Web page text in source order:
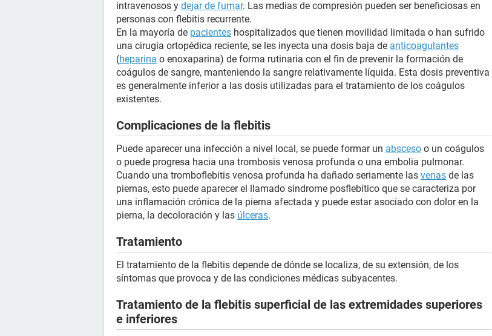
intravenosos y dejar de fumar. Las medias de compresión pueden ser beneficiosas en
personas con flebitis recurrente.
En la mayoría de pacientes hospitalizados que tienen movilidad limitada o han sufrido
una cirugía ortopédica reciente, se les inyecta una dosis baja de anticoagulantes
(heparina o enoxaparina) de forma rutinaria con el fin de prevenir la formación de
coágulos de sangre, manteniendo la sangre relativamente líquida. Esta dosis preventiva
es generalmente inferior a las dosis utilizadas para el tratamiento de los coágulos
existentes.
Complicaciones de la flebitis
Puede aparecer una infección a nivel local, se puede formar un absceso o un coágulos
o puede progresa hacia una trombosis venosa profunda o una embolia pulmonar.
Cuando una tromboflebitis venosa profunda ha dañado seriamente las venas de las
piernas, esto puede aparecer el llamado síndrome posflebítico que se caracteriza por
una inflamación crónica de la pierna afectada y puede estar asociado con dolor en la
pierna, la decoloración y las úlceras.
Tratamiento
El tratamiento de la flebitis depende de dónde se localiza, de su extensión, de los
síntomas que provoca y de las condiciones médicas subyacentes.
Tratamiento de la flebitis superficial de las extremidades superiores
e inferiores